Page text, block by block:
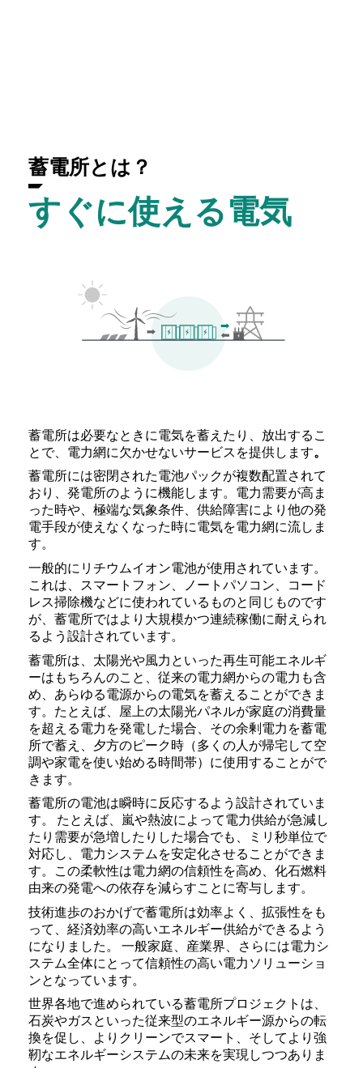
蓄電所とは？
すぐに使える電気
蓄電所は必要なときに電気を蓄えたり、放出するこ
とで、電力網に欠かせないサービスを提供します。
蓄電所には密閉された電池パックが複数配置されて
おり、発電所のように機能します。電力需要が高ま
った時や、極端な気象条件、供給障害により他の発
電手段が使えなくなった時に電気を電力網に流しま
す。
一般的にリチウムイオン電池が使用されています。
これは、スマートフォン、ノートパソコン、コード
レス掃除機などに使われているものと同じものです
が、蓄電所ではより大規模かつ連続稼働に耐えられ
るよう設計されています。
蓄電所は、太陽光や風力といった再生可能エネルギ
ーはもちろんのこと、従来の電力網からの電力も含
め、あらゆる電源からの電気を蓄えることができま
す。たとえば、屋上の太陽光パネルが家庭の消費量
を超える電力を発電した場合、その余剰電力を蓄電
所で蓄え、夕方のピーク時（多くの人が帰宅して空
調や家電を使い始める時間帯）に使用することがで
きます。
蓄電所の電池は瞬時に反応するよう設計されていま
す。 たとえば、嵐や熱波によって電力供給が急減し
たり需要が急増したりした場合でも、ミリ秒単位で
対応し、電力システムを安定化させることができま
す。この柔軟性は電力網の信頼性を高め、化石燃料
由来の発電への依存を減らすことに寄与します。
技術進歩のおかげで蓄電所は効率よく、拡張性をも
って、経済効率の高いエネルギー供給ができるよう
になりました。 一般家庭、産業界、さらには電力シ
ステム全体にとって信頼性の高い電力ソリューショ
ンとなっています。
世界各地で進められている蓄電所プロジェクトは、
石炭やガスといった従来型のエネルギー源からの転
換を促し、よりクリーンでスマート、そしてより強
靭なエネルギーシステムの未来を実現しつつありま